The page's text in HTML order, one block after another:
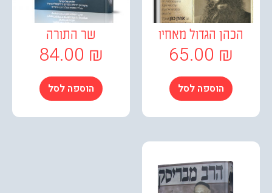
הגדול מאחיו
65.00
הוספה לסל
שר התורה
84.00
הוספה לסל